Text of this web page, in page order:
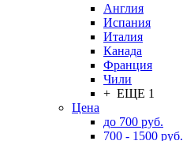
Англия
Испания
Италия
Канада
Франция
Чили
+ ЕЩЕ 1
Цена
до 700 руб.
700 - 1500 руб.